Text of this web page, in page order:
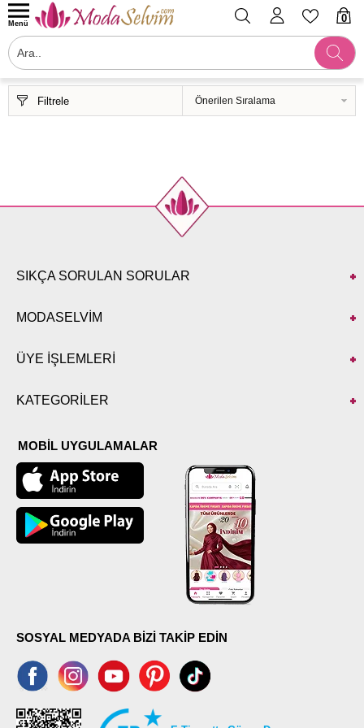
0
Menü
Filtrele
SIKÇA SORULAN SORULAR
MODASELVİM
ÜYE İŞLEMLERİ
KATEGORİLER
MOBİL UYGULAMALAR
SOSYAL MEDYADA BİZİ TAKİP EDİN